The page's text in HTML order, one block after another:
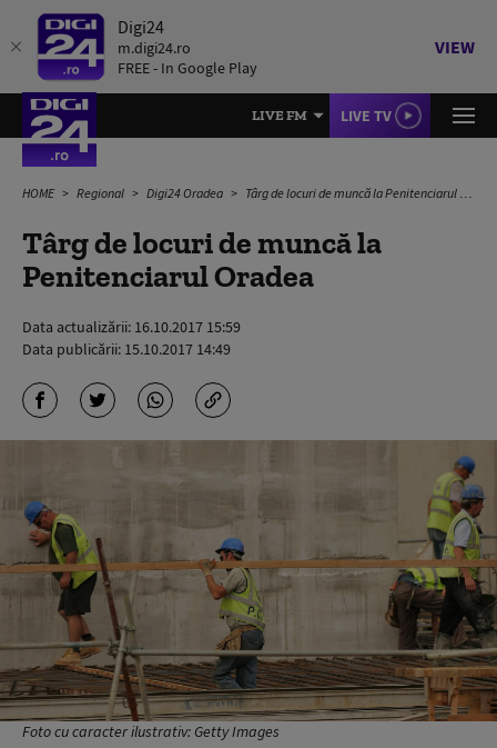
Digi24
m.digi24.ro
FREE - In Google Play
VIEW
LIVE FM LIVE TV
HOME Regional Digi24 Oradea Târg de locuri de muncă la Penitenciarul Oradea
Târg de locuri de muncă la
Penitenciarul Oradea
Data actualizării: 16.10.2017 15:59
Data publicării: 15.10.2017 14:49
Foto cu caracter ilustrativ: Getty Images